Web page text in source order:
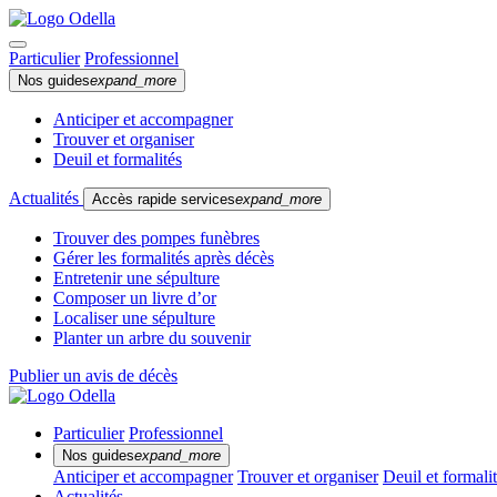
Particulier Professionnel
Nos guidesexpand_more
Anticiper et accompagner
Trouver et organiser
Deuil et formalités
Actualités Accès rapide servicesexpand_more
Trouver des pompes funèbres
Gérer les formalités après décès
Entretenir une sépulture
Composer un livre d’or
Localiser une sépulture
Planter un arbre du souvenir
Publier un avis de décès
Particulier Professionnel
Nos guidesexpand_more
Anticiper et accompagner Trouver et organiser Deuil et